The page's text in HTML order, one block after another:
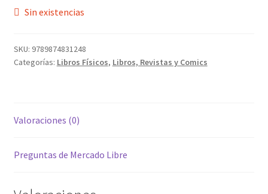
Sin existencias
SKU: 9789874831248
Categorías: Libros Físicos, Libros, Revistas y Comics
Valoraciones (0)
Preguntas de Mercado Libre